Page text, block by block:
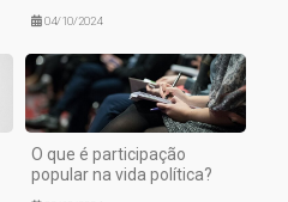
04/10/2024
O que é participação
popular na vida política?